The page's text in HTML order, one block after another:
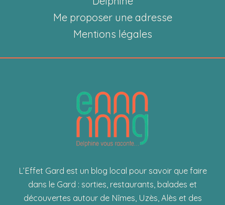
Me proposer une adresse
Mentions légales
L’Effet Gard est un blog local pour savoir que faire
dans le Gard : sorties, restaurants, balades et
découvertes autour de Nîmes, Uzès, Alès et des